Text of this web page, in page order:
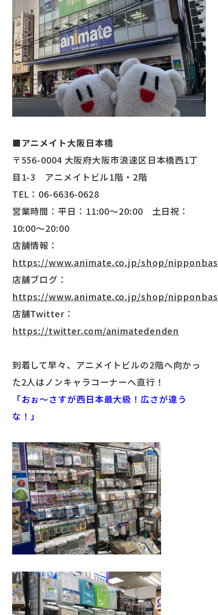
■アニメイト大阪日本橋
〒556-0004 大阪府大阪市浪速区日本橋西1丁
目1-3 アニメイトビル1階・2階
TEL：06-6636-0628
営業時間：平日：11:00～20:00 土日祝：
10:00～20:00
店舗情報：
https://www.animate.co.jp/shop/
店舗ブログ：
https://www.animate.co.jp/shop/
店舗Twitter：
https://twitter.com/animatedenden
到着して早々、アニメイトビルの2階へ向かっ
た2人はノンキャラコーナーへ直行！
「おぉ～さすが西日本最大級！広さが違う
な！」